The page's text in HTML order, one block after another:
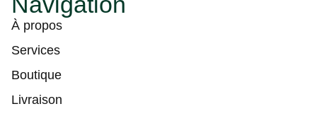
À propos
Services
Boutique
Livraison